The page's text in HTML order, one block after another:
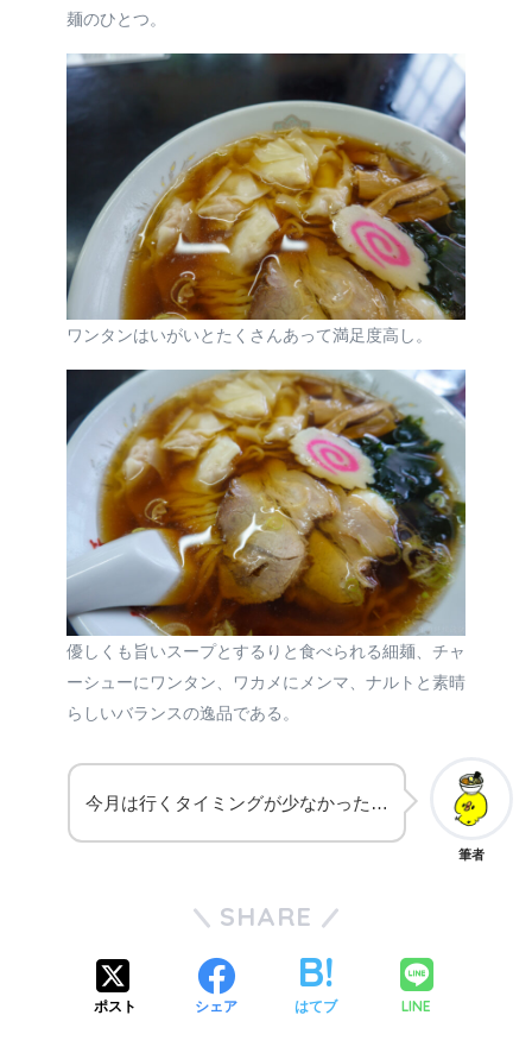
麺のひとつ。
ワンタンはいがいとたくさんあって満足度高し。
優しくも旨いスープとするりと食べられる細麺、チャ
ーシューにワンタン、ワカメにメンマ、ナルトと素晴
らしいバランスの逸品である。
筆者
今月は行くタイミングが少なかった…
SHARE
ポスト シェア はてブ LINE